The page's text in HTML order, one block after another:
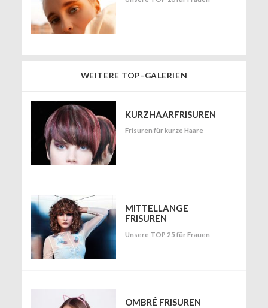
WEITERE TOP-GALERIEN
KURZHAARFRISUREN
Frisuren für kurze Haare
MITTELLANGE
FRISUREN
Unsere TOP 25 für Frauen
OMBRÉ FRISUREN